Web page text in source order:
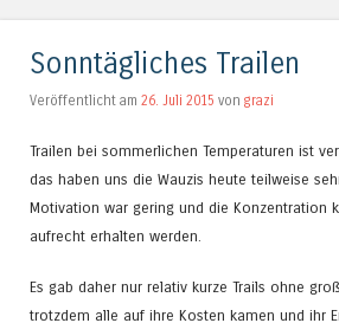
Sonntägliches Trailen
Veröffentlicht am 26. Juli 2015 von grazi
Trailen bei sommerlichen Temperaturen ist
das haben uns die Wauzis heute teilweise
Motivation war gering und die Konzentration
aufrecht erhalten werden.
Es gab daher nur relativ kurze Trails ohne
trotzdem alle auf ihre Kosten kamen und ihr